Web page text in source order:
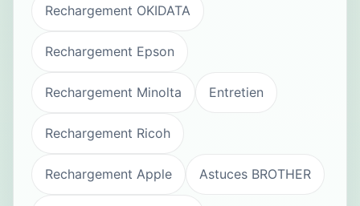
Rechargement OKIDATA
Rechargement Epson
Rechargement Minolta Entretien
Rechargement Ricoh
Rechargement Apple Astuces BROTHER